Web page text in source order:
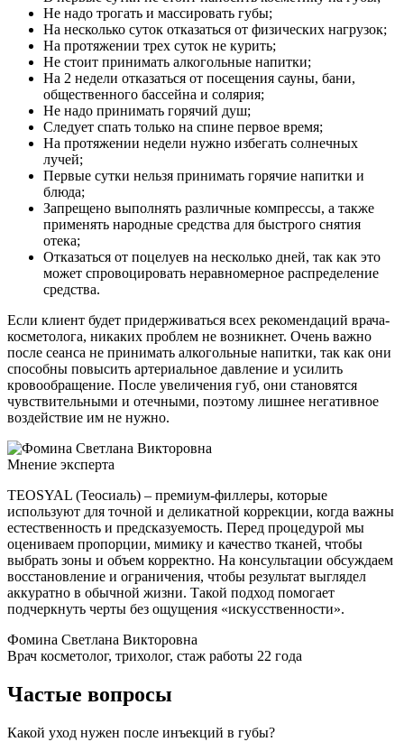
Не надо трогать и массировать губы;
На несколько суток отказаться от физических нагрузок;
На протяжении трех суток не курить;
Не стоит принимать алкогольные напитки;
На 2 недели отказаться от посещения сауны, бани,
общественного бассейна и солярия;
Не надо принимать горячий душ;
Следует спать только на спине первое время;
На протяжении недели нужно избегать солнечных
лучей;
Первые сутки нельзя принимать горячие напитки и
блюда;
Запрещено выполнять различные компрессы, а также
применять народные средства для быстрого снятия
отека;
Отказаться от поцелуев на несколько дней, так как это
может спровоцировать неравномерное распределение
средства.
Если клиент будет придерживаться всех рекомендаций врача-
косметолога, никаких проблем не возникнет. Очень важно
после сеанса не принимать алкогольные напитки, так как они
способны повысить артериальное давление и усилить
кровообращение. После увеличения губ, они становятся
чувствительными и отечными, поэтому лишнее негативное
воздействие им не нужно.
Мнение эксперта
TEOSYAL (Теосиаль) – премиум‑филлеры, которые
используют для точной и деликатной коррекции, когда важны
естественность и предсказуемость. Перед процедурой мы
оцениваем пропорции, мимику и качество тканей, чтобы
выбрать зоны и объем корректно. На консультации обсуждаем
восстановление и ограничения, чтобы результат выглядел
аккуратно в обычной жизни. Такой подход помогает
подчеркнуть черты без ощущения «искусственности».
Фомина Светлана Викторовна
Врач косметолог, трихолог, стаж работы 22 года
Частые вопросы
Какой уход нужен после инъекций в губы?